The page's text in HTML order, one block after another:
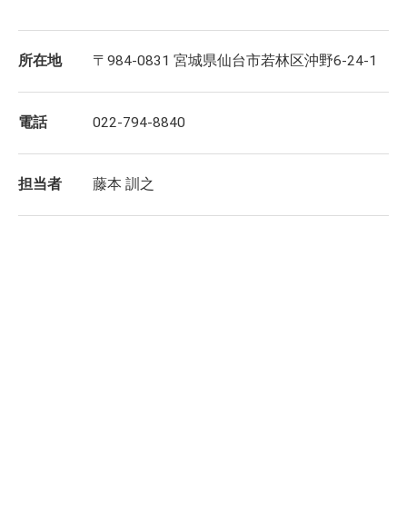
所在地 〒984-0831 宮城県仙台市若林区沖野6-24-1
電話 022-794-8840
担当者 藤本 訓之